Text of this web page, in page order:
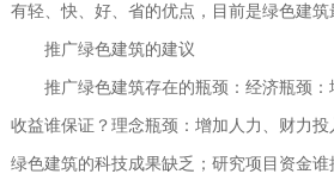
有轻、快、好、省的优点，目前是绿色建筑
推广绿色建筑的建议
推广绿色建筑存在的瓶颈：经济瓶颈：
收益谁保证？理念瓶颈：增加人力、财力投
绿色建筑的科技成果缺乏；研究项目资金谁